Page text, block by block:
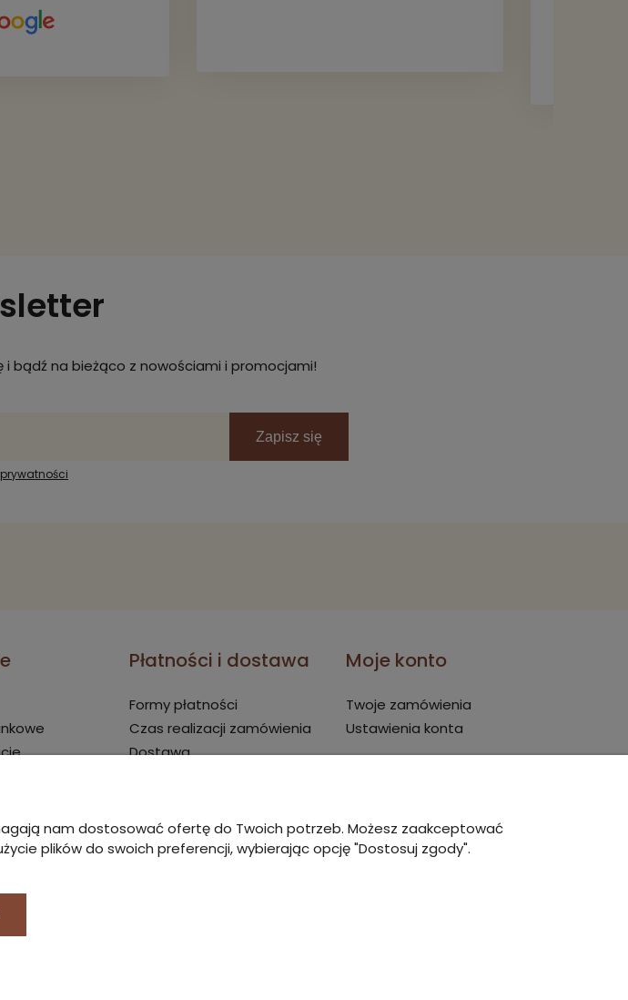
Się znajdzie
bank 🙂
i bądź na bieżąco z nowościami i promocjami!
Zapisz się
Płatności i dostawa
Formy płatności
Czas realizacji zamówienia
Dostawa
Moje konto
Twoje zamówienia
Ustawienia konta
nam dostosować ofertę do Twoich potrzeb. Możesz zaakceptować
plików do swoich preferencji, wybierając opcję "Dostosuj zgody".